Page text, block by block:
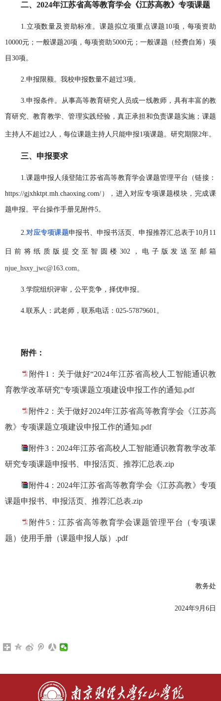
二、 2024年江苏省高等教育学会《江苏高教》专项课题
1.立项数量及资助标准。课题拟立项重点课题 10项，每项资助
10000元；一般课题20项，每项资助5000元；一般课题（经费自筹）项
目30项。
2.申报限额。 我校申报数量不超过3项。
3.申报条件。从事高等教育研究人员或一线教师，具有丰富的教
育研究、教育教学、管理实践经验，真正承担和负责课题实施；课题
主持人不超过2人 ，每位课题主持人只能申报1项课题。 研究期限2年。
三、申报要求
1.课题申报人须登陆江苏省高等教育学会课题管理平台（链接：
https://gjxhktpt.mh.chaoxing.com/），进入对应专项课题模块，完成课
题申报。 平台操作手册见附件5。
2.对应专项课题申报书 、 申报书活页、申报推荐汇总表于10月11
日前将纸质版提交至智圆楼302，电子版发送至邮箱
njue_hsxy_jwc@163.com。
3.学院组织评审 ，公平竞争， 择优申报。
4.联系人：武老师，联系电话：025-57879601。
附件：
附件1：关于做好“2024年江苏省高校人工智能通识教
育教学改革研究”专项课题立项建设申报工作的通知.pdf
附件2：关于做好2024年江苏省高等教育学会《江苏高
教》专项课题立项建设申报工作的通知.pdf
附件3：2024年江苏省高校人工智能通识教育教学改革
研究专项课题申报书、申报活页、推荐汇总表.zip
附件4：2024年江苏省高等教育学会《江苏高教》专项
课题申报书、申报活页、推荐汇总表.zip
附件5：江苏省高等教育学会课题管理平台（专项课
题）使用手册（课题申报人版）.pdf
教务处
2024年9月6日